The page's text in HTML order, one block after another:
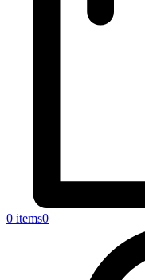
0 items0